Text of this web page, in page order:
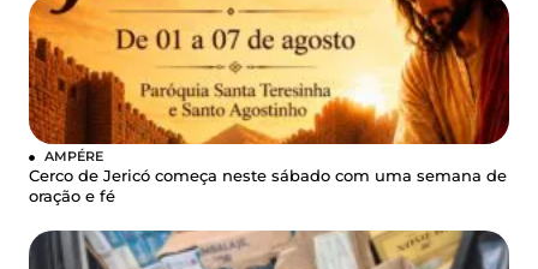
AMPÉRE
Cerco de Jericó começa neste sábado com uma semana de
oração e fé